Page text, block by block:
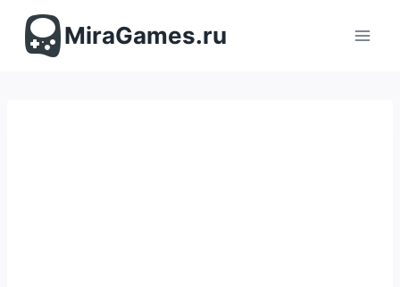
содержимомуMiraGames.ru